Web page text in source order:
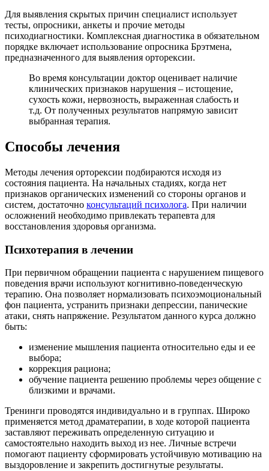
Для выявления скрытых причин специалист использует
тесты, опросники, анкеты и прочие методы
психодиагностики. Комплексная диагностика в обязательном
порядке включает использование опросника Брэтмена,
предназначенного для выявления орторексии.
Во время консультации доктор оценивает наличие
клинических признаков нарушения – истощение,
сухость кожи, нервозность, выраженная слабость и
т.д. От полученных результатов напрямую зависит
выбранная терапия.
Способы лечения
Методы лечения орторексии подбираются исходя из
состояния пациента. На начальных стадиях, когда нет
признаков органических изменений со стороны органов и
систем, достаточно консультаций психолога. При наличии
осложнений необходимо привлекать терапевта для
восстановления здоровья организма.
Психотерапия в лечении
При первичном обращении пациента с нарушением пищевого
поведения врачи используют когнитивно-поведенческую
терапию. Она позволяет нормализовать психоэмоциональный
фон пациента, устранить признаки депрессии, панические
атаки, снять напряжение. Результатом данного курса должно
быть:
изменение мышления пациента относительно еды и ее
выбора;
коррекция рациона;
обучение пациента решению проблемы через общение с
близкими и врачами.
Тренинги проводятся индивидуально и в группах. Широко
применяется метод драматерапии, в ходе которой пациента
заставляют переживать определенную ситуацию и
самостоятельно находить выход из нее. Личные встречи
помогают пациенту сформировать устойчивую мотивацию на
выздоровление и закрепить достигнутые результаты.